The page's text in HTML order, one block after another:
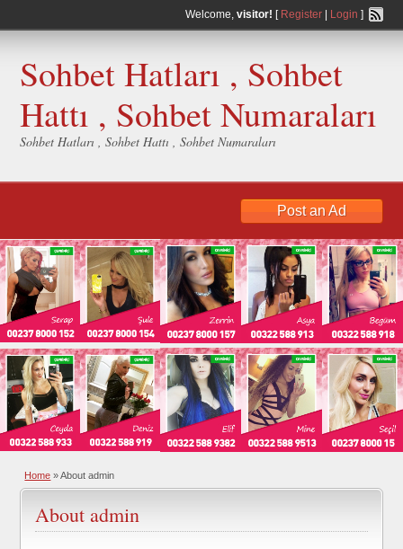
Welcome, visitor! [ Register| Login ]
Sohbet Hatları , Sohbet
Hattı , Sohbet Numaraları
Sohbet Hatları , Sohbet Hattı , Sohbet Numaraları
Post an Ad
Home » About admin
About admin